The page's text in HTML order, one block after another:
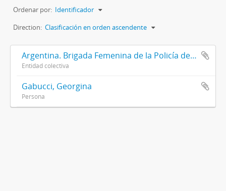
Ordenar por: Identificador
Direction: Clasificación en orden ascendente
Argentina. Brigada Femenina de la Policía de la Provincia de Buenos Aires
Entidad colectiva
Gabucci, Georgina
Persona